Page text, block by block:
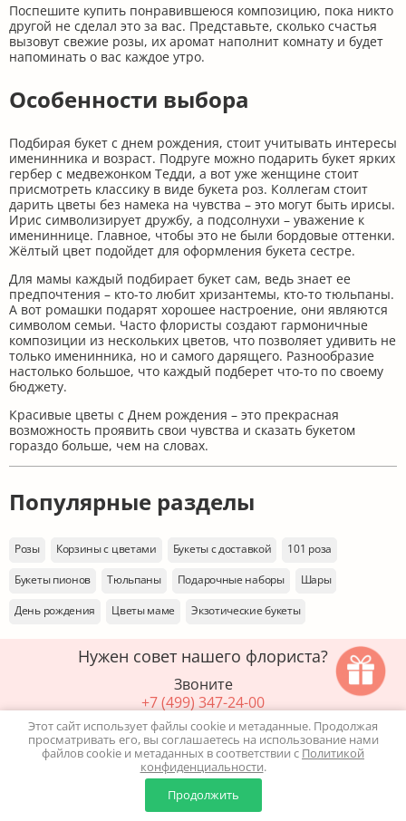
Поспешите купить понравившеюся композицию, пока никто
другой не сделал это за вас. Представьте, сколько счастья
вызовут свежие розы, их аромат наполнит комнату и будет
напоминать о вас каждое утро.
Особенности выбора
Подбирая букет с днем рождения, стоит учитывать интересы
именинника и возраст. Подруге можно подарить букет ярких
гербер с медвежонком Тедди, а вот уже женщине стоит
присмотреть классику в виде букета роз. Коллегам стоит
дарить цветы без намека на чувства – это могут быть ирисы.
Ирис символизирует дружбу, а подсолнухи – уважение к
имениннице. Главное, чтобы это не были бордовые оттенки.
Жёлтый цвет подойдет для оформления букета сестре.
Для мамы каждый подбирает букет сам, ведь знает ее
предпочтения – кто-то любит хризантемы, кто-то тюльпаны.
А вот ромашки подарят хорошее настроение, они являются
символом семьи. Часто флористы создают гармоничные
композиции из нескольких цветов, что позволяет удивить не
только именинника, но и самого дарящего. Разнообразие
настолько большое, что каждый подберет что-то по своему
бюджету.
Красивые цветы с Днем рождения – это прекрасная
возможность проявить свои чувства и сказать букетом
гораздо больше, чем на словах.
Популярные разделы
Розы Корзины с цветами Букеты с доставкой
101 роза
Букеты пионов
Тюльпаны Подарочные наборы
Шары
День рождения
Цветы маме Экзотические букеты
Нужен совет нашего флориста?
Звоните
+7 (499) 347-24-00
или
Закажите звонок
0
Корзина
Этот сайт использует файлы cookie и метаданные. Продолжая
просматривать его, вы соглашаетесь на использование нами
файлов cookie и метаданных в соответствии с Политикой
конфиденциальности.
Продолжить